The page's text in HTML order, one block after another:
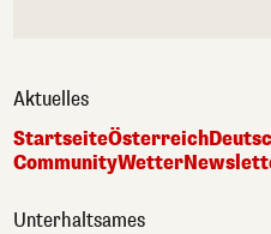
Aktuelles
StartseiteÖsterreich
CommunityWetter
Unterhaltsames